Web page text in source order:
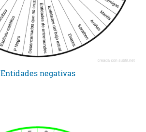
Entidades negativas